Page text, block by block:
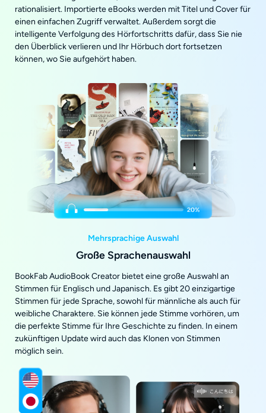
rationalisiert. Importierte eBooks werden mit Titel und Cover für
einen einfachen Zugriff verwaltet. Außerdem sorgt die
intelligente Verfolgung des Hörfortschritts dafür, dass Sie nie
den Überblick verlieren und Ihr Hörbuch dort fortsetzen
können, wo Sie aufgehört haben.
Mehrsprachige Auswahl
Große Sprachenauswahl
BookFab AudioBook Creator bietet eine große Auswahl an
Stimmen für Englisch und Japanisch. Es gibt 20 einzigartige
Stimmen für jede Sprache, sowohl für männliche als auch für
weibliche Charaktere. Sie können jede Stimme vorhören, um
die perfekte Stimme für Ihre Geschichte zu finden. In einem
zukünftigen Update wird auch das Klonen von Stimmen
möglich sein.